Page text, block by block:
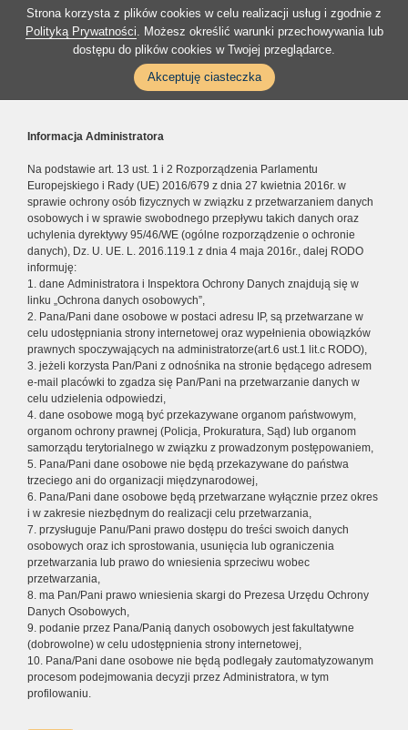
Strona korzysta z plików cookies w celu realizacji usług i zgodnie z
Polityką Prywatności. Możesz określić warunki przechowywania lub
dostępu do plików cookies w Twojej przeglądarce.
Akceptuję ciasteczka
Informacja Administratora
Na podstawie art. 13 ust. 1 i 2 Rozporządzenia Parlamentu
Europejskiego i Rady (UE) 2016/679 z dnia 27 kwietnia 2016r. w
sprawie ochrony osób fizycznych w związku z przetwarzaniem danych
osobowych i w sprawie swobodnego przepływu takich danych oraz
uchylenia dyrektywy 95/46/WE (ogólne rozporządzenie o ochronie
danych), Dz. U. UE. L. 2016.119.1 z dnia 4 maja 2016r., dalej RODO
informuję:
1. dane Administratora i Inspektora Ochrony Danych znajdują się w
linku „Ochrona danych osobowych”,
2. Pana/Pani dane osobowe w postaci adresu IP, są przetwarzane w
celu udostępniania strony internetowej oraz wypełnienia obowiązków
prawnych spoczywających na administratorze(art.6 ust.1 lit.c RODO),
3. jeżeli korzysta Pan/Pani z odnośnika na stronie będącego adresem
e-mail placówki to zgadza się Pan/Pani na przetwarzanie danych w
celu udzielenia odpowiedzi,
4. dane osobowe mogą być przekazywane organom państwowym,
organom ochrony prawnej (Policja, Prokuratura, Sąd) lub organom
samorządu terytorialnego w związku z prowadzonym postępowaniem,
5. Pana/Pani dane osobowe nie będą przekazywane do państwa
trzeciego ani do organizacji międzynarodowej,
6. Pana/Pani dane osobowe będą przetwarzane wyłącznie przez okres
i w zakresie niezbędnym do realizacji celu przetwarzania,
7. przysługuje Panu/Pani prawo dostępu do treści swoich danych
osobowych oraz ich sprostowania, usunięcia lub ograniczenia
przetwarzania lub prawo do wniesienia sprzeciwu wobec
przetwarzania,
8. ma Pan/Pani prawo wniesienia skargi do Prezesa Urzędu Ochrony
Danych Osobowych,
9. podanie przez Pana/Panią danych osobowych jest fakultatywne
(dobrowolne) w celu udostępnienia strony internetowej,
10. Pana/Pani dane osobowe nie będą podlegały zautomatyzowanym
procesom podejmowania decyzji przez Administratora, w tym
profilowaniu.